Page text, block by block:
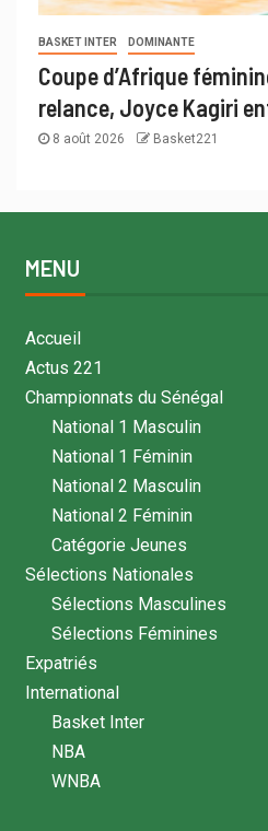
BASKET INTER DOMINANTE
Coupe d’Afrique
relance, Joyce Kagiri
8 août 2026 Basket221
MENU
Accueil
Actus 221
Championnats du Sénégal
National 1 Masculin
National 1 Féminin
National 2 Masculin
National 2 Féminin
Catégorie Jeunes
Sélections Nationales
Sélections Masculines
Sélections Féminines
Expatriés
International
Basket Inter
NBA
WNBA